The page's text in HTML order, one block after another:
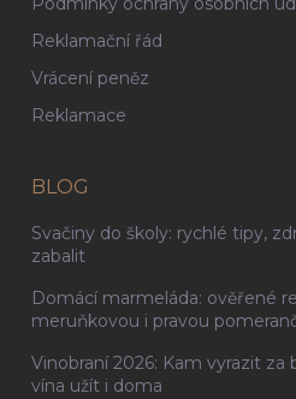
Reklamační řád
Vrácení peněz
Reklamace
BLOG
Svačiny do školy: rychlé tipy,
zabalit
Domácí marmeláda: ověřené
meruňkovou i pravou
Vinobraní 2026: Kam vyrazit za
vína užít i doma